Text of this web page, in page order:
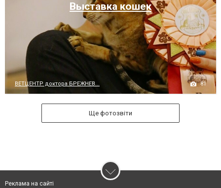
Выставка кошек
ВЕТЦЕНТР доктора БРЕЖНЕВ... 81
Ще фотозвіти
Реклама на сайті